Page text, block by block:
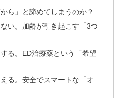
効性15分の高速効果型
ら」と諦めてしまうのか？
い。加齢が引き起こす「3つ
る。ED治療薬という「希望
る。安全でスマートな「オ